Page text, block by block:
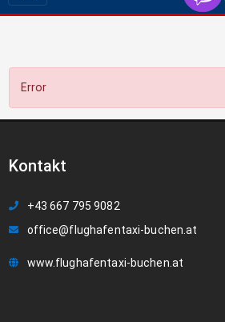
Error
Kontakt
+43 667 795 9082
office@flughafentaxi-buchen.at
www.flughafentaxi-buchen.at